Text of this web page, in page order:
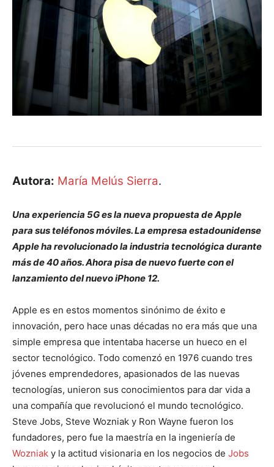
Autora: María Melús Sierra.
Una experiencia 5G es la nueva propuesta de Apple
para sus teléfonos móviles. La empresa estadounidense
Apple ha revolucionado la industria tecnológica durante
más de 40 años. Ahora pisa de nuevo fuerte con el
lanzamiento del nuevo iPhone 12.
Apple es en estos momentos sinónimo de éxito e
innovación, pero hace unas décadas no era más que una
simple empresa que intentaba hacerse un hueco en el
sector tecnológico. Todo comenzó en 1976 cuando tres
jóvenes emprendedores, apasionados de las nuevas
tecnologías, unieron sus conocimientos para dar vida a
una compañía que revolucionó el mundo tecnológico.
Steve Jobs, Steve Wozniak y Ron Wayne fueron los
fundadores, pero fue la maestría en la ingeniería de
Wozniak y la actitud visionaria en los negocios de Jobs